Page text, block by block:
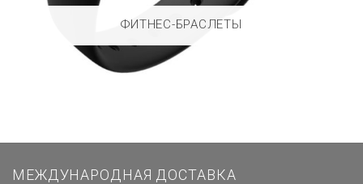
ФИТНЕС-БРАСЛЕТЫ
МЕЖДУНАРОДНАЯ ДОСТАВКА